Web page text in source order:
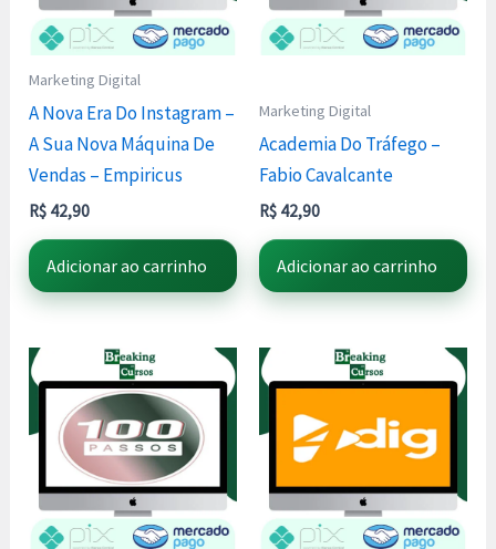
Marketing Digital
A Nova Era Do Instagram –
A Sua Nova Máquina De
Vendas – Empiricus
R$ 42,90
Adicionar ao carrinho
Marketing Digital
Academia Do Tráfego –
Fabio Cavalcante
R$ 42,90
Adicionar ao carrinho